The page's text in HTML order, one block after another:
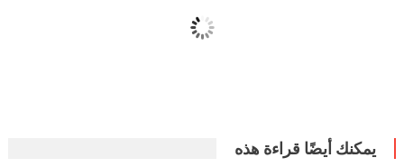
يمكنك أيضًا قراءة هذه